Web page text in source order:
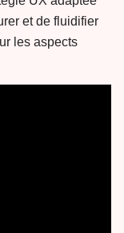
et de fluidifier
les aspects